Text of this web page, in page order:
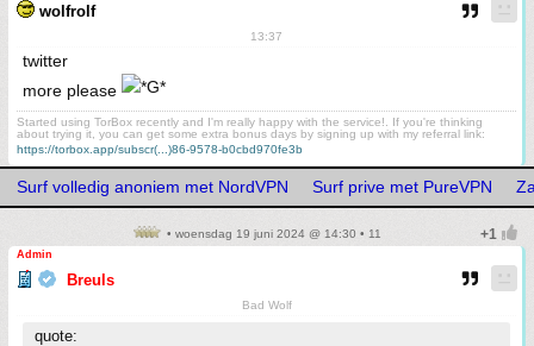
wolfrolf
13:37
twitter
more please
Started using TorBox recently and I'm really happy with the service!. If you're thinking
about trying it, you can get some extra bonus days by signing up with my referral link:
https://torbox.app/subscr(...)86-9578-b0cbd970fe3b
Surf volledig anoniem met NordVPN Surf prive met PureVPN
• woensdag 19 juni 2024 @ 14:30 • 11
Admin
Breuls
Bad Wolf
quote: